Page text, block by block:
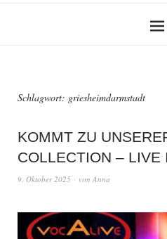
Schlagwort: griesheimdarmstadt
KOMMT ZU
COLLECTION – LIVE
9. Oktober 2025 von Anna